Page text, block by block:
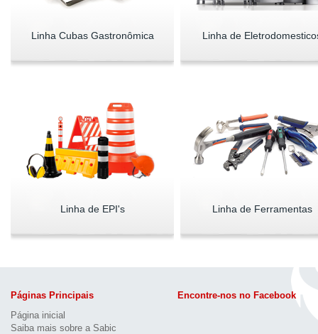
Linha Cubas Gastronômica Linha de
Linha de EPI's Linha de Ferramentas
Páginas Principais
Página inicial
Saiba mais sobre a Sabic
Encontre-nos no Facebook